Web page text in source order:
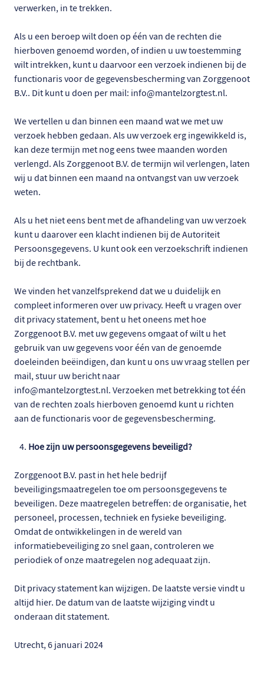
verwerken, in te trekken.
Als u een beroep wilt doen op één van de rechten die
hierboven genoemd worden, of indien u uw toestemming
wilt intrekken, kunt u daarvoor een verzoek indienen bij de
functionaris voor de gegevensbescherming van Zorggenoot
B.V.. Dit kunt u doen per mail: info@mantelzorgtest.nl.
We vertellen u dan binnen een maand wat we met uw
verzoek hebben gedaan. Als uw verzoek erg ingewikkeld is,
kan deze termijn met nog eens twee maanden worden
verlengd. Als Zorggenoot B.V. de termijn wil verlengen, laten
wij u dat binnen een maand na ontvangst van uw verzoek
weten.
Als u het niet eens bent met de afhandeling van uw verzoek
kunt u daarover een klacht indienen bij de Autoriteit
Persoonsgegevens. U kunt ook een verzoekschrift indienen
bij de rechtbank.
We vinden het vanzelfsprekend dat we u duidelijk en
compleet informeren over uw privacy. Heeft u vragen over
dit privacy statement, bent u het oneens met hoe
Zorggenoot B.V. met uw gegevens omgaat of wilt u het
gebruik van uw gegevens voor één van de genoemde
doeleinden beëindigen, dan kunt u ons uw vraag stellen per
mail, stuur uw bericht naar
info@mantelzorgtest.nl. Verzoeken met betrekking tot één
van de rechten zoals hierboven genoemd kunt u richten
aan de functionaris voor de gegevensbescherming.
Hoe zijn uw persoonsgegevens beveiligd?
Zorggenoot B.V. past in het hele bedrijf
beveiligingsmaatregelen toe om persoonsgegevens te
beveiligen. Deze maatregelen betreffen: de organisatie, het
personeel, processen, techniek en fysieke beveiliging.
Omdat de ontwikkelingen in de wereld van
informatiebeveiliging zo snel gaan, controleren we
periodiek of onze maatregelen nog adequaat zijn.
Dit privacy statement kan wijzigen. De laatste versie vindt u
altijd hier. De datum van de laatste wijziging vindt u
onderaan dit statement.
Utrecht, 6 januari 2024